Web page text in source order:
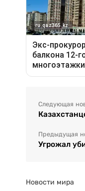
Следующая
Предыдущая
Угрожал
Новости мира